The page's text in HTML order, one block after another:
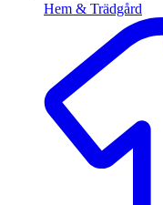
Hem & Trädgård